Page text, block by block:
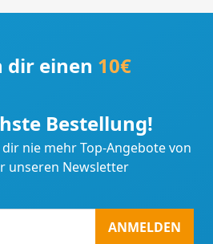
dir einen 10€
Bestellung!
nie mehr Top-Angebote von
unseren Newsletter
ANMELDEN